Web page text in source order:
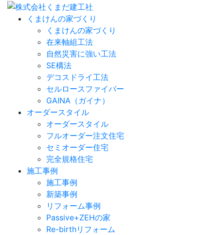
くまけんの家づくり
くまけんの家づくり
在来軸組工法
自然災害に強い工法
SE構法
デコスドライ工法
セルロースファイバー
GAINA（ガイナ）
オーダースタイル
オーダースタイル
フルオーダー注文住宅
セミオーダー住宅
完全規格住宅
施工事例
施工事例
新築事例
リフォーム事例
Passive+ZEHの家
Re-birthリフォーム